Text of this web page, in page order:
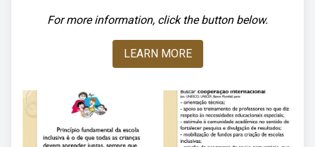
For more information, click the button below.
LEARN MORE